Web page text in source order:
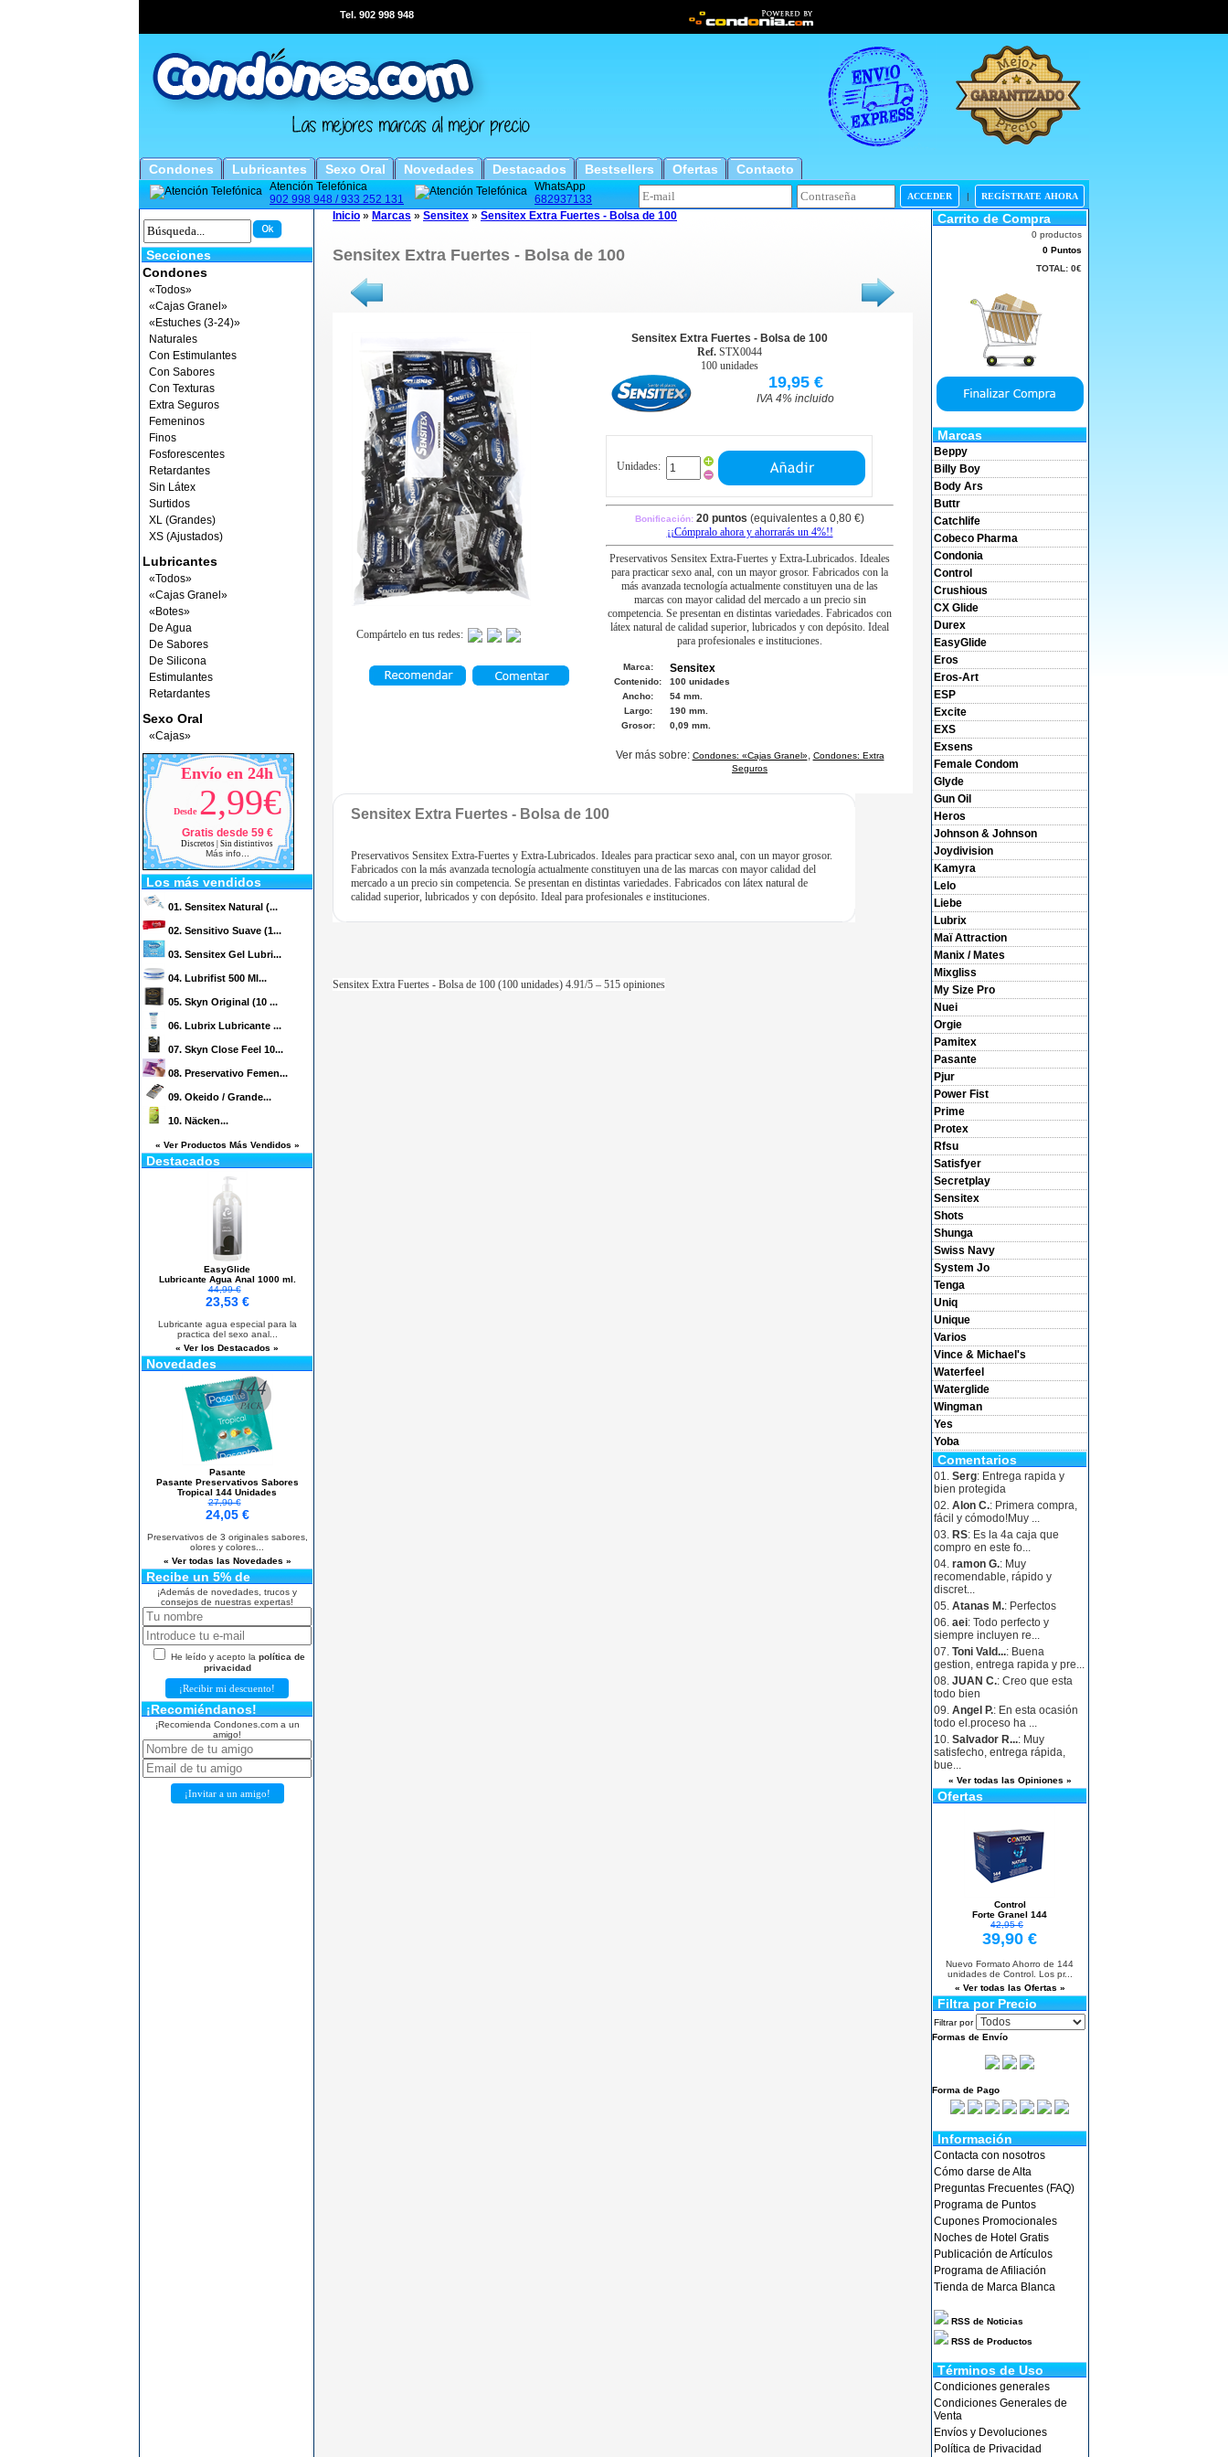
Tel. 902 998 948
Condones Lubricantes Sexo Oral Novedades Destacados Bestsellers Ofertas Contacto
Atención Telefónica
902 998 948 / 933 252 131
WhatsApp
682937133
|
Secciones
Condones
«Todos»
«Cajas Granel»
«Estuches (3-24)»
Naturales
Con Estimulantes
Con Sabores
Con Texturas
Extra Seguros
Femeninos
Finos
Fosforescentes
Retardantes
Sin Látex
Surtidos
XL (Grandes)
XS (Ajustados)
Lubricantes
«Todos»
«Cajas Granel»
«Botes»
De Agua
De Sabores
De Silicona
Estimulantes
Retardantes
Sexo Oral
«Cajas»
Envío en 24h
Desde 2,99€
Gratis desde 59 €
Discretos | Sin distintivos
Más info...
Los más vendidos
01. Sensitex Natural (...
02. Sensitivo Suave (1...
03. Sensitex Gel Lubri...
04. Lubrifist 500 Ml...
05. Skyn Original (10 ...
06. Lubrix Lubricante ...
07. Skyn Close Feel 10...
08. Preservativo Femen...
09. Okeido / Grande...
10. Näcken...
« Ver Productos Más Vendidos »
Destacados
EasyGlide
Lubricante Agua Anal 1000 ml.
44,99 €
23,53 €
Lubricante agua especial para la
practica del sexo anal...
« Ver los Destacados »
Novedades
Pasante
Pasante Preservativos Sabores
Tropical 144 Unidades
27,90 €
24,05 €
Preservativos de 3 originales sabores,
olores y colores...
« Ver todas las Novedades »
Recibe un 5% de
descuento
¡Además de novedades, trucos y
consejos de nuestras expertas!
He leído y acepto la política de
privacidad
¡Recomiéndanos!
¡Recomienda Condones.com a un
amigo!
Inicio » Marcas » Sensitex » Sensitex Extra Fuertes - Bolsa de 100
Sensitex Extra Fuertes - Bolsa de 100
Compártelo en tus redes:
Sensitex Extra Fuertes - Bolsa de 100
Ref. STX0044
100 unidades
19,95 €
IVA 4% incluido
Unidades:
Bonificación: 20 puntos (equivalentes a 0,80 €)
¡¡Cómpralo ahora y ahorrarás un 4%!!
Preservativos Sensitex Extra-Fuertes y Extra-Lubricados. Ideales
para practicar sexo anal, con un mayor grosor. Fabricados con la
más avanzada tecnología actualmente constituyen una de las
marcas con mayor calidad del mercado a un precio sin
competencia. Se presentan en distintas variedades. Fabricados con
látex natural de calidad superior, lubricados y con depósito. Ideal
para profesionales e instituciones.
Marca: Sensitex
Contenido:
100 unidades
Ancho:
54 mm.
Largo:
190 mm.
Grosor:
0,09 mm.
Ver más sobre: Condones: «Cajas Granel», Condones: Extra
Seguros
Sensitex Extra Fuertes - Bolsa de 100
Preservativos Sensitex Extra-Fuertes y Extra-Lubricados. Ideales para practicar sexo anal, con un mayor grosor.
Fabricados con la más avanzada tecnología actualmente constituyen una de las marcas con mayor calidad del
mercado a un precio sin competencia. Se presentan en distintas variedades. Fabricados con látex natural de
calidad superior, lubricados y con depósito. Ideal para profesionales e instituciones.
Sensitex Extra Fuertes - Bolsa de 100 (100 unidades) 4.91/5 – 515 opiniones
Carrito de Compra
0 productos
0 Puntos
TOTAL: 0€
Marcas
Beppy
Billy Boy
Body Ars
Buttr
Catchlife
Cobeco Pharma
Condonia
Control
Crushious
CX Glide
Durex
EasyGlide
Eros
Eros-Art
ESP
Excite
EXS
Exsens
Female Condom
Glyde
Gun Oil
Heros
Johnson & Johnson
Joydivision
Kamyra
Lelo
Liebe
Lubrix
Maï Attraction
Manix / Mates
Mixgliss
My Size Pro
Nuei
Orgie
Pamitex
Pasante
Pjur
Power Fist
Prime
Protex
Rfsu
Satisfyer
Secretplay
Sensitex
Shots
Shunga
Swiss Navy
System Jo
Tenga
Uniq
Unique
Varios
Vince & Michael's
Waterfeel
Waterglide
Wingman
Yes
Yoba
Comentarios
01. Serg: Entrega rapida y
bien protegida
02. Alon C.: Primera compra,
fácil y cómodo!Muy ...
03. RS: Es la 4a caja que
compro en este fo...
04. ramon G.: Muy
recomendable, rápido y
discret...
05. Atanas M.: Perfectos
06. aei: Todo perfecto y
siempre incluyen re...
07. Toni Vald...: Buena
gestion, entrega rapida y pre...
08. JUAN C.: Creo que esta
todo bien
09. Angel P.: En esta ocasión
todo el.proceso ha ...
10. Salvador R...: Muy
satisfecho, entrega rápida,
bue...
« Ver todas las Opiniones »
Ofertas
Control
Forte Granel 144
42,95 €
39,90 €
Nuevo Formato Ahorro de 144
unidades de Control. Los pr...
« Ver todas las Ofertas »
Filtra por Precio
Filtrar por
Formas de Envío
Forma de Pago
Información
Contacta con nosotros
Cómo darse de Alta
Preguntas Frecuentes (FAQ)
Programa de Puntos
Cupones Promocionales
Noches de Hotel Gratis
Publicación de Artículos
Programa de Afiliación
Tienda de Marca Blanca
RSS de Noticias
RSS de Productos
Términos de Uso
Condiciones generales
Condiciones Generales de
Venta
Envíos y Devoluciones
Política de Privacidad